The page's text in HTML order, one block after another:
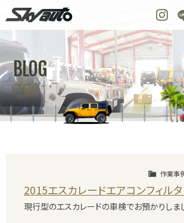
ホーム 在庫車情報
整備作業実例 パーツ販売
店舗紹介 工場紹介
スタッフ紹介 求人情報
BLOG
ブログ
作業事
2015エスカレードエアコンフィル
現行型のエスカレードの車検でお預かりしま